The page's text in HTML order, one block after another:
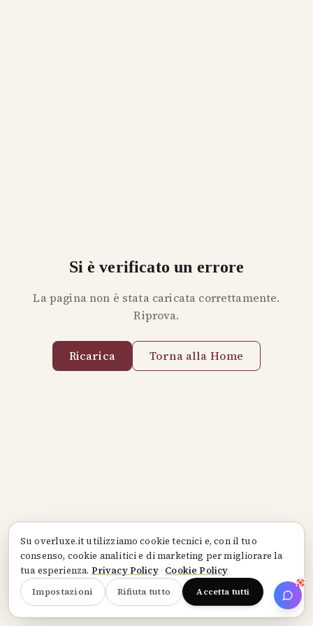
Suoverluxe.itutilizziamo cookie tecnici e, con il tuo
consenso, cookie analitici e di marketing per migliorare la
tua esperienza. Privacy Policy· Cookie Policy
Impostazioni Rifiuta tutto Accetta tutti
Si è verificato un errore
La pagina non è stata caricata correttamente.
Riprova.
Ricarica Torna alla Home